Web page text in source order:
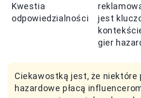
Kwestia
odpowiedzialności
jest
gier
Ciekawostką jest, że
hazardowe płacą